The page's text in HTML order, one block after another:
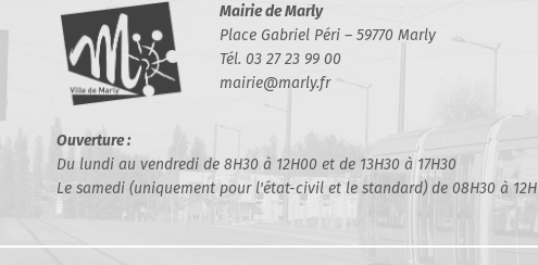
Mairie de Marly
Place Gabriel Péri – 59770 Marly
Tél. 03 27 23 99 00
mairie@marly.fr
Ouverture :
Du lundi au vendredi de 8H30 à 12H00 et de 13H30 à 17H30
Le samedi (uniquement pour l'état-civil et le standard) de 08H30 à 12H